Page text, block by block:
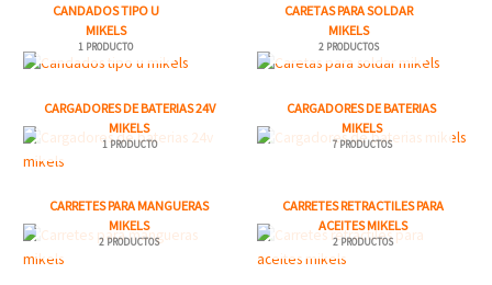
CANDADOS TIPO U
MIKELS
1 PRODUCTO
CARETAS PARA SOLDAR
MIKELS
2 PRODUCTOS
CARGADORES DE BATERIAS 24V
MIKELS
1 PRODUCTO
CARGADORES DE BATERIAS
MIKELS
7 PRODUCTOS
CARRETES PARA MANGUERAS
MIKELS
2 PRODUCTOS
CARRETES RETRACTILES PARA
ACEITES MIKELS
2 PRODUCTOS